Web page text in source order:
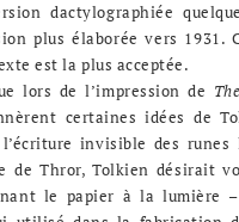
dactylographiée
plus élaborée vers 1931.
est la plus acceptée.
lors de l’impression de
certaines idées de
invisible des runes
de Thror, Tolkien désirait
le papier à la lumière –